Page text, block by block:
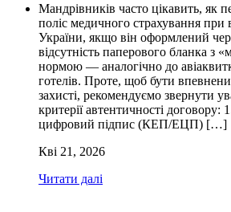
Мандрівників часто цікавить, як
поліс медичного страхування при
України, якщо він оформлений
відсутність паперового бланка з
нормою — аналогічно до
готелів. Проте, щоб бути
захисті, рекомендуємо звернути
критерії автентичності договору:
цифровий підпис (КЕП/ЕЦП) […]
Кві 21, 2026
Читати далі